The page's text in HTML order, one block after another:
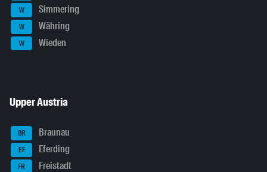
W Simmering
W Währing
W Wieden
Upper Austria
BR Braunau
EF Eferding
FR Freistadt